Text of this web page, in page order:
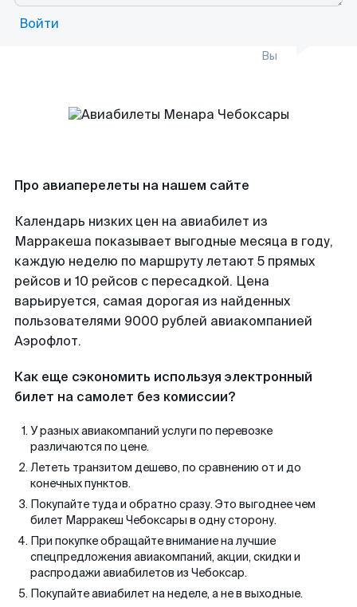
Войти
Вы
Про авиаперелеты на нашем сайте
Календарь низких цен на авиабилет из
Марракеша показывает выгодные месяца в году,
каждую неделю по маршруту летают 5 прямых
рейсов и 10 рейсов с пересадкой. Цена
варьируется, самая дорогая из найденных
пользователями 9000 рублей авиакомпанией
Аэрофлот.
Как еще сэкономить используя электронный
билет на самолет без комиссии?
У разных авиакомпаний услуги по перевозке
различаются по цене.
Лететь транзитом дешево, по сравнению от и до
конечных пунктов.
Покупайте туда и обратно сразу. Это выгоднее чем
билет Марракеш Чебоксары в одну сторону.
При покупке обращайте внимание на лучшие
спецпредложения авиакомпаний, акции, скидки и
распродажи авиабилетов из Чебоксар.
Покупайте авиабилет на неделе, а не в выходные.